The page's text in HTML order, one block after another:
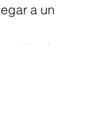
a un
#huelga